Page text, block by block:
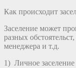
Как происходит
Заселение может
разных
менеджера и т.д.
1) Личное